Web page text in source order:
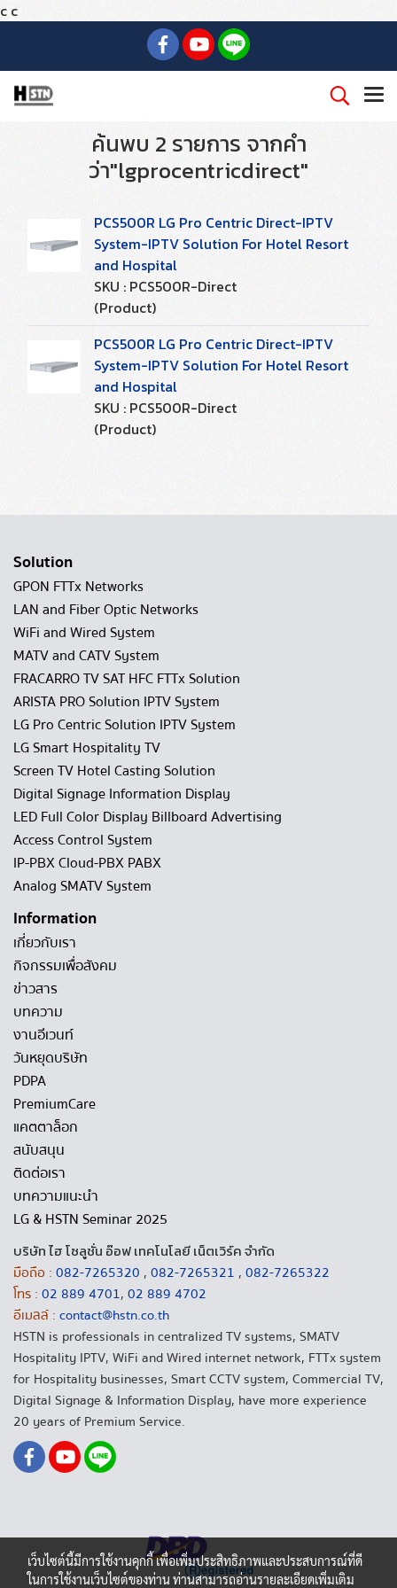
c c
ค้นพบ 2 รายการ จากคำ
ว่า"lgprocentricdirect"
PCS500R LG Pro Centric Direct-IPTV
System-IPTV Solution For Hotel Resort
and Hospital
SKU : PCS500R-Direct
(Product)
PCS500R LG Pro Centric Direct-IPTV
System-IPTV Solution For Hotel Resort
and Hospital
SKU : PCS500R-Direct
(Product)
Solution
GPON FTTx Networks
LAN and Fiber Optic Networks
WiFi and Wired System
MATV and CATV System
FRACARRO TV SAT HFC FTTx Solution
ARISTA PRO Solution IPTV System
LG Pro Centric Solution IPTV System
LG Smart Hospitality TV
Screen TV Hotel Casting Solution
Digital Signage Information Display
LED Full Color Display Billboard Advertising
Access Control System
IP-PBX Cloud-PBX PABX
Analog SMATV System
Information
เกี่ยวกับเรา
กิจกรรมเพื่อสังคม
ข่าวสาร
บทความ
งานอีเวนท์
วันหยุดบริษัท
PDPA
PremiumCare
แคตตาล็อก
สนับสนุน
ติดต่อเรา
บทความแนะนำ
LG & HSTN Seminar 2025
บริษัท ไฮ โซลูชั่น อ๊อฟ เทคโนโลยี เน็ตเวิร์ค จำกัด
มือถือ : 082-7265320 , 082-7265321 , 082-7265322
โทร : 02 889 4701, 02 889 4702
อีเมลล์ : contact@hstn.co.th
HSTN is professionals in centralized TV systems, SMATV
Hospitality IPTV, WiFi and Wired internet network, FTTx system
for Hospitality businesses, Smart CCTV system, Commercial TV,
Digital Signage & Information Display, have more experience
20 years of Premium Service.
เว็บไซต์นี้มีการใช้งานคุกกี้ เพื่อเพิ่มประสิทธิภาพและประสบการณ์ที่ดี
ในการใช้งานเว็บไซต์ของท่าน ท่านสามารถอ่านรายละเอียดเพิ่มเติม